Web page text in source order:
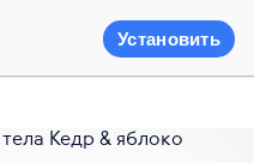
Установить